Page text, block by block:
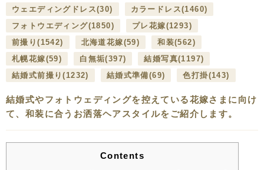
ウェエディングドレス(30) カラードレス(1460)
フォトウエディング(1850) プレ花嫁(1293)
前撮り(1542) 北海道花嫁(59) 和装(562)
札幌花嫁(59) 白無垢(397) 結婚写真(1197)
結婚式前撮り(1232) 結婚式準備(69) 色打掛(143)
結婚式やフォトウェディングを控えている花嫁さまに向け
て、和装に合うお洒落ヘアスタイルをご紹介します。
Contents